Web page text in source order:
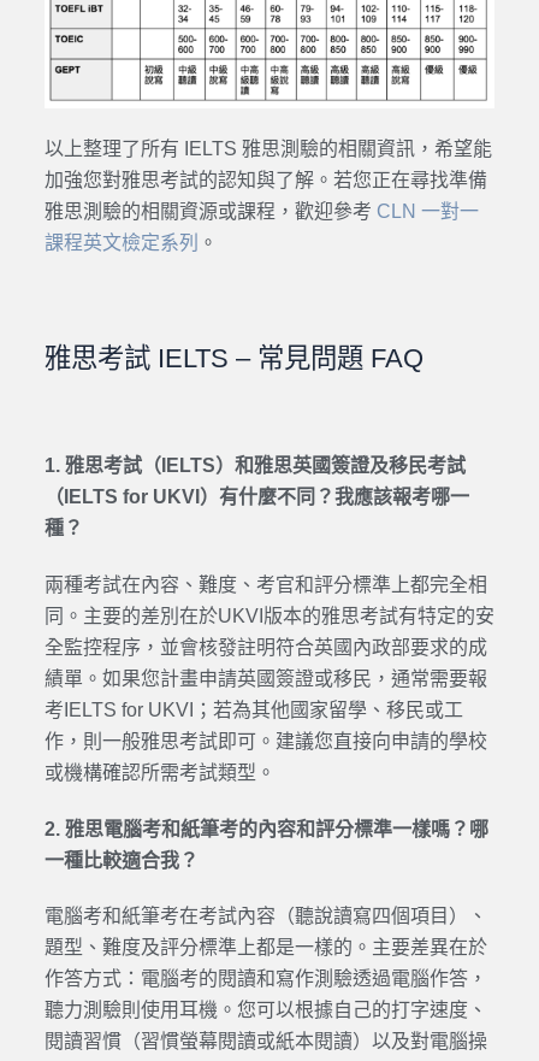
以上整理了所有 IELTS 雅思測驗的相關資訊，希望能
加強您對雅思考試的認知與了解。若您正在尋找準備
雅思測驗的相關資源或課程，歡迎參考 CLN 一對一
課程英文檢定系列 。
雅思考試 IELTS – 常見問題 FAQ
1. 雅思考試（IELTS）和雅思英國簽證及移民考試
（IELTS for UKVI）有什麼不同？我應該報考哪一
種？
兩種考試在內容、難度、考官和評分標準上都完全相
同。主要的差別在於UKVI版本的雅思考試有特定的安
全監控程序，並會核發註明符合英國內政部要求的成
績單。如果您計畫申請英國簽證或移民，通常需要報
考IELTS for UKVI；若為其他國家留學、移民或工
作，則一般雅思考試即可。建議您直接向申請的學校
或機構確認所需考試類型。
2. 雅思電腦考和紙筆考的內容和評分標準一樣嗎？哪
一種比較適合我？
電腦考和紙筆考在考試內容（聽說讀寫四個項目）、
題型、難度及評分標準上都是一樣的。主要差異在於
作答方式：電腦考的閱讀和寫作測驗透過電腦作答，
聽力測驗則使用耳機。您可以根據自己的打字速度、
閱讀習慣（習慣螢幕閱讀或紙本閱讀）以及對電腦操